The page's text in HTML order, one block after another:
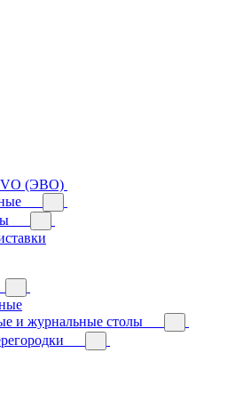
(ЭВО)
и журнальные столы